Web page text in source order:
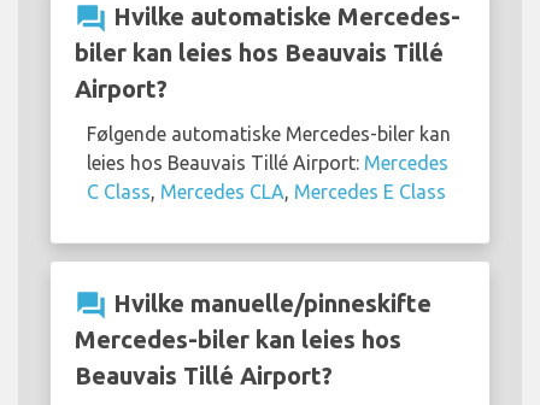
question_answer Hvilke automatiske Mercedes-
biler kan leies hos Beauvais Tillé
Airport?
Følgende automatiske Mercedes-biler kan
leies hos Beauvais Tillé Airport: Mercedes
C Class, Mercedes CLA, Mercedes E Class
question_answer Hvilke manuelle/pinneskifte
Mercedes-biler kan leies hos
Beauvais Tillé Airport?